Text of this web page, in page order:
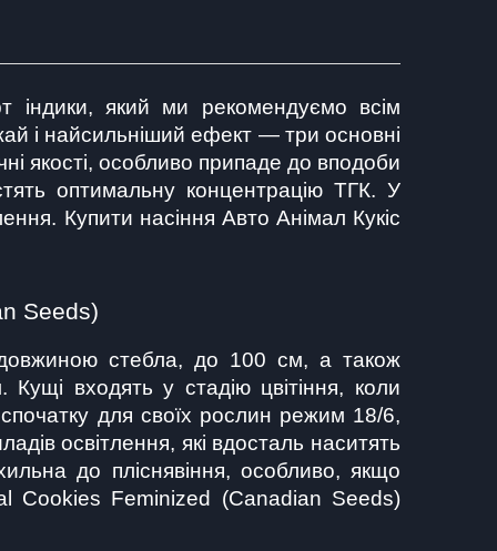
індики, який ми рекомендуємо всім
і найсильніший ефект — три основні
якості, особливо припаде до вподоби
оптимальну концентрацію ТГК. У
Купити насіння Авто Анімал Кукіс
Seeds)
стебла, до 100 см, а також
входять у стадію цвітіння, коли
для своїх рослин режим 18/6,
освітлення, які вдосталь наситять
до пліснявіння, особливо, якщо
Cookies Feminized (Canadian Seeds)